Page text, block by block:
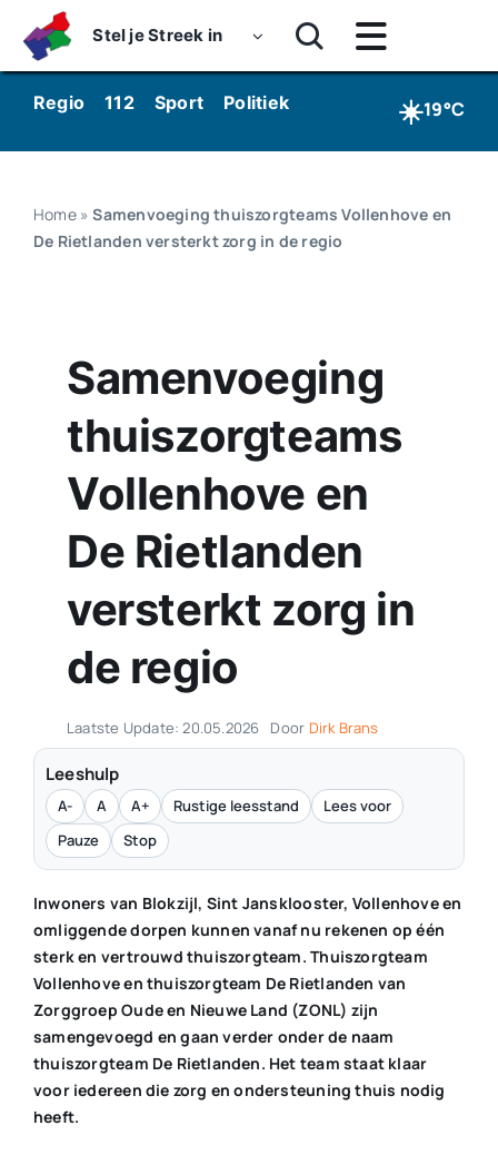
content
Stel je Streek in
Toggle
Navigatie
Home
Nieuws
Dossiers
Over ons
Werken bij Streekomroep ‘De Werven’
Contact
Plaats je eigen nieuws
Regio 112 Sport Politiek Kunst & Cultuur
☀️19°C
Home»Samenvoeging thuiszorgteams Vollenhove en
De Rietlanden versterkt zorg in de regio
Samenvoeging
thuiszorgteams
Vollenhove en
De Rietlanden
versterkt zorg in
de regio
Laatste Update: 20.05.2026 Door Dirk Brans
Leeshulp
A- A A+ Rustige leesstand
Lees voor
Pauze
Stop
Inwoners van Blokzijl, Sint Jansklooster, Vollenhove en
omliggende dorpen kunnen vanaf nu rekenen op één
sterk en vertrouwd thuiszorgteam. Thuiszorgteam
Vollenhove en thuiszorgteam De Rietlanden van
Zorggroep Oude en Nieuwe Land (ZONL) zijn
samengevoegd en gaan verder onder de naam
thuiszorgteam De Rietlanden. Het team staat klaar
voor iedereen die zorg en ondersteuning thuis nodig
heeft.